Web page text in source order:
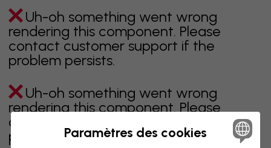
Uh-oh something went wrong
rendering this component. Please
contact customer support if the
problem persists.
Uh-oh something went wrong
rendering this component. Please
contact customer support if the
problem persists.Paramètres des cookies